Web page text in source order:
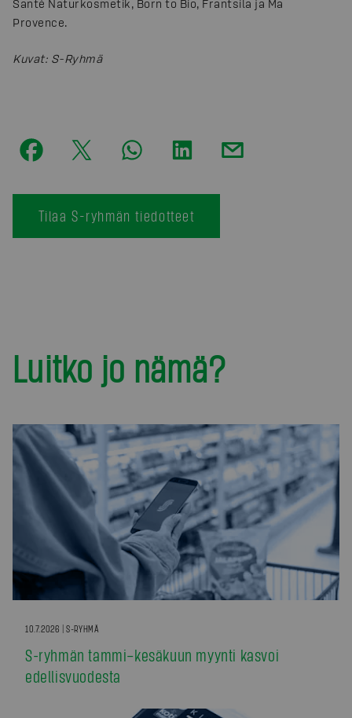
Santé Naturkosmetik, Born to Bio, Frantsila ja Ma
Provence.
Kuvat: S-Ryhmä
Tilaa S-ryhmän tiedotteet
Luitko jo nämä?
10.7.2026 | S-RYHMÄ
S-ryhmän tammi–kesäkuun myynti kasvoi
edellisvuodesta